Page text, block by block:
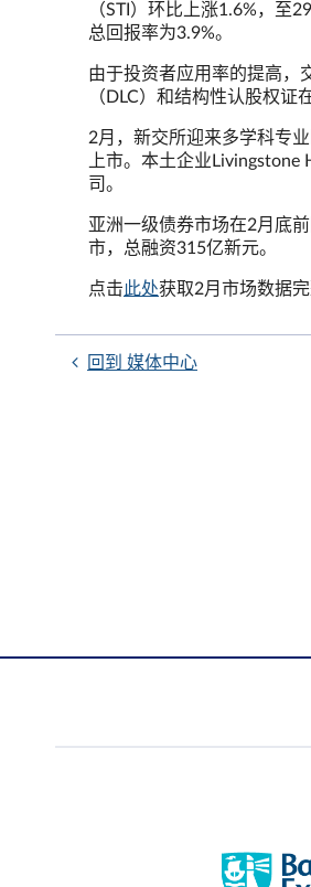
（STI）环比上涨1.6%，至
总回报率为3.9%。
由于投资者应用率的提高，
（DLC）和结构性认股权证
2月，新交所迎来多学科专
上市。本土企业
司。
亚洲一级债券市场在2月底
市，总融资315亿新元。
点击此处获取2月市场数据完
回到 媒体中心